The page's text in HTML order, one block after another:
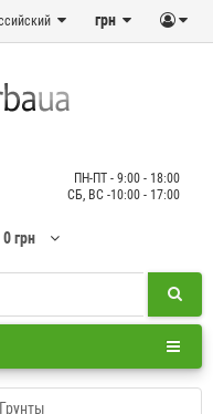
грн
ПН-ПТ - 9:00 - 18:00
СБ, ВС -10:00 - 17:00
0 грн
Грунты